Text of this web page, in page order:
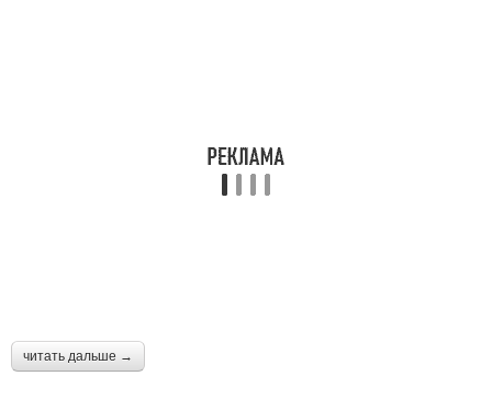
читать дальше →